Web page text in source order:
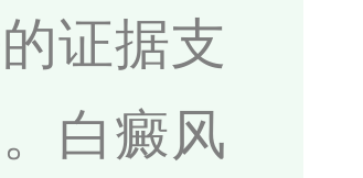
证据支
白癜风